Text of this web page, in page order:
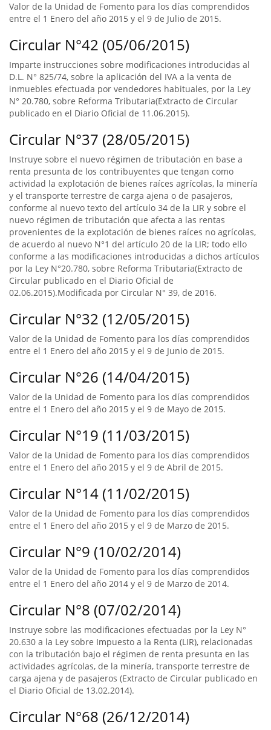
Valor de la Unidad de Fomento para los días comprendidos
entre el 1 Enero del año 2015 y el 9 de Julio de 2015.
Circular N°42 (05/06/2015)
Imparte instrucciones sobre modificaciones introducidas al
D.L. N° 825/74, sobre la aplicación del IVA a la venta de
inmuebles efectuada por vendedores habituales, por la Ley
N° 20.780, sobre Reforma Tributaria(Extracto de Circular
publicado en el Diario Oficial de 11.06.2015).
Circular N°37 (28/05/2015)
Instruye sobre el nuevo régimen de tributación en base a
renta presunta de los contribuyentes que tengan como
actividad la explotación de bienes raíces agrícolas, la minería
y el transporte terrestre de carga ajena o de pasajeros,
conforme al nuevo texto del artículo 34 de la LIR y sobre el
nuevo régimen de tributación que afecta a las rentas
provenientes de la explotación de bienes raíces no agrícolas,
de acuerdo al nuevo N°1 del artículo 20 de la LIR; todo ello
conforme a las modificaciones introducidas a dichos artículos
por la Ley N°20.780, sobre Reforma Tributaria(Extracto de
Circular publicado en el Diario Oficial de
02.06.2015).Modificada por Circular N° 39, de 2016.
Circular N°32 (12/05/2015)
Valor de la Unidad de Fomento para los días comprendidos
entre el 1 Enero del año 2015 y el 9 de Junio de 2015.
Circular N°26 (14/04/2015)
Valor de la Unidad de Fomento para los días comprendidos
entre el 1 Enero del año 2015 y el 9 de Mayo de 2015.
Circular N°19 (11/03/2015)
Valor de la Unidad de Fomento para los días comprendidos
entre el 1 Enero del año 2015 y el 9 de Abril de 2015.
Circular N°14 (11/02/2015)
Valor de la Unidad de Fomento para los días comprendidos
entre el 1 Enero del año 2015 y el 9 de Marzo de 2015.
Circular N°9 (10/02/2014)
Valor de la Unidad de Fomento para los días comprendidos
entre el 1 Enero del año 2014 y el 9 de Marzo de 2014.
Circular N°8 (07/02/2014)
Instruye sobre las modificaciones efectuadas por la Ley N°
20.630 a la Ley sobre Impuesto a la Renta (LIR), relacionadas
con la tributación bajo el régimen de renta presunta en las
actividades agrícolas, de la minería, transporte terrestre de
carga ajena y de pasajeros (Extracto de Circular publicado en
el Diario Oficial de 13.02.2014).
Circular N°68 (26/12/2014)